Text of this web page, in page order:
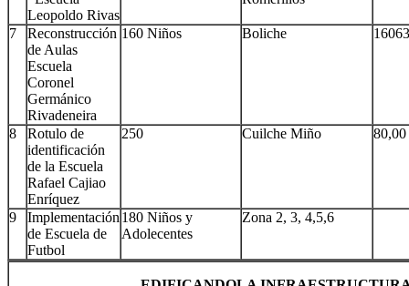
Leopoldo Rivas
7
Reconstrucción
de Aulas
Escuela
Coronel
Germánico
Rivadeneira
160 Niños Boliche
8
Rotulo de
identificación
de la Escuela
Rafael Cajiao
Enríquez
250 Cuilche Miño 80,00
9
Implementación
de Escuela de
Futbol
180 Niños y
Adolecentes
Zona 2, 3, 4,5,6